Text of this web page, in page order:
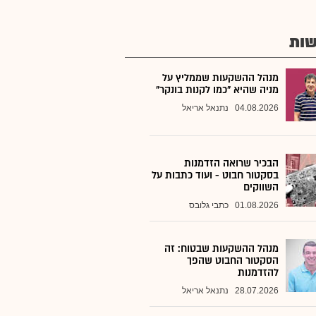
מנהל ההשקעות שממליץ על
מניה שהיא "כמו לקנות בונקר"
04.08.2026 נתנאל אריאל
הבכיר שרואה הזדמנות
בסקטור חבוט - ועוד כתבות על
השווקים
01.08.2026 כתבי גלובס
מנהל ההשקעות שבטוח: זה
הסקטור החבוט שהפך
להזדמנות
28.07.2026 נתנאל אריאל